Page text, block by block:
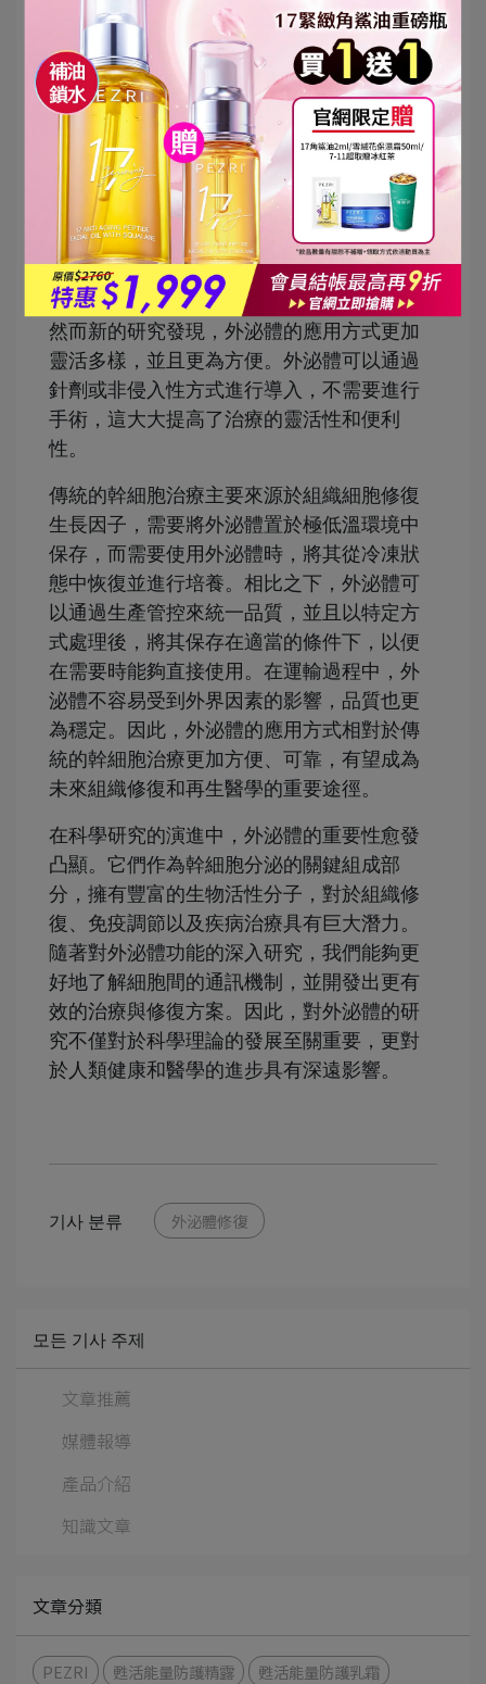
幹細胞
人體內含有超過 200 種不同功能的細胞，這
些細胞大多來自幹細胞的分化。而所謂的
「外泌體」，其實是由這些幹細胞釋放出來
的微小囊泡。過去，科學家認為這些小囊泡
只是細胞排出的無用廢物。直到近年的研究
才發現，這些被忽略的「外泌體」實際上具
有幫助組織修復的功能，因此受到了重新的
關注。
傳統的幹細胞治療通常需要進行手術植入，
然而新的研究發現，外泌體的應用方式更加
靈活多樣，並且更為方便。外泌體可以通過
針劑或非侵入性方式進行導入，不需要進行
手術，這大大提高了治療的靈活性和便利
性。
傳統的幹細胞治療主要來源於組織細胞修復
生長因子，需要將外泌體置於極低溫環境中
保存，而需要使用外泌體時，將其從冷凍狀
態中恢復並進行培養。相比之下，外泌體可
以通過生產管控來統一品質，並且以特定方
式處理後，將其保存在適當的條件下，以便
在需要時能夠直接使用。在運輸過程中，外
泌體不容易受到外界因素的影響，品質也更
為穩定。因此，外泌體的應用方式相對於傳
統的幹細胞治療更加方便、可靠，有望成為
未來組織修復和再生醫學的重要途徑。
在科學研究的演進中，外泌體的重要性愈發
凸顯。它們作為幹細胞分泌的關鍵組成部
分，擁有豐富的生物活性分子，對於組織修
復、免疫調節以及疾病治療具有巨大潛力。
隨著對外泌體功能的深入研究，我們能夠更
好地了解細胞間的通訊機制，並開發出更有
效的治療與修復方案。因此，對外泌體的研
究不僅對於科學理論的發展至關重要，更對
於人類健康和醫學的進步具有深遠影響。
기사 분류 外泌體修復
모든 기사 주제
文章推薦
媒體報導
產品介紹
知識文章
文章分類
PEZRI 甦活能量防護精露
甦活能量防護乳霜